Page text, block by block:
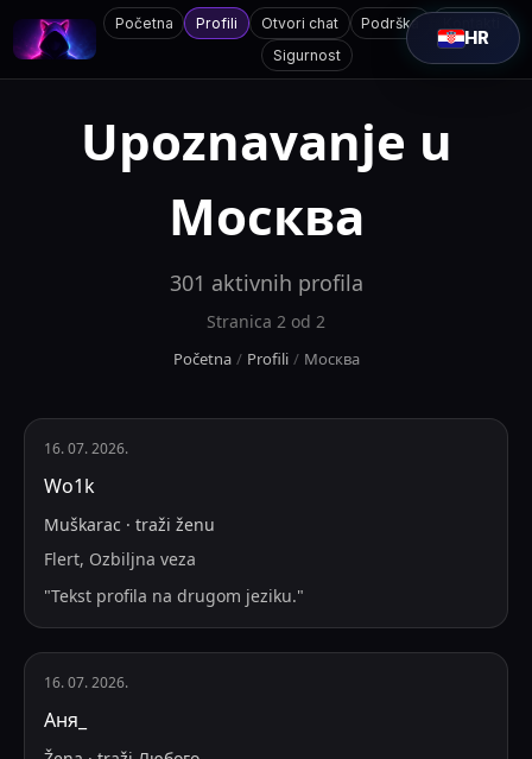
Početna Profili Otvori chat Podrška
Sigurnost
HR
Upoznavanje u
Москва
301 aktivnih profila
Stranica 2 od 2
Početna / Profili / Москва
16. 07. 2026.
Wo1k
Muškarac · traži ženu
Flert, Ozbiljna veza
"Tekst profila na drugom jeziku."
16. 07. 2026.
Аня_